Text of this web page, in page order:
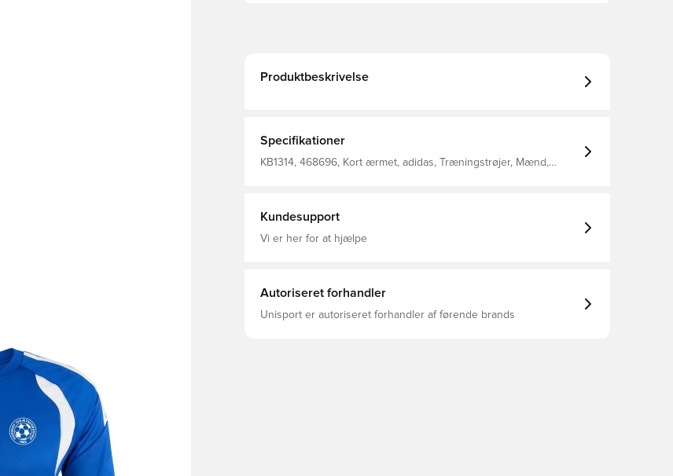
Produktbeskrivelse
Specifikationer
KB1314, 468696, Kort ærmet, adidas, Træningstrøjer, Mænd,
Kundesupport
Vi er her for at hjælpe
Autoriseret forhandler
Unisport er autoriseret forhandler af førende brands